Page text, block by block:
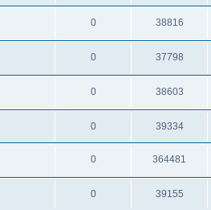
0 38816
0 37798
0 38603
0 39334
0 364481
0 39155